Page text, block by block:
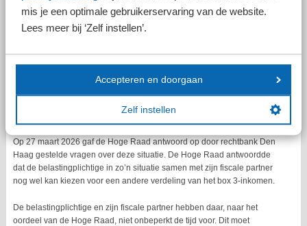
mis je een optimale gebruikerservaring van de website.
Lees meer bij ‘Zelf instellen’.
Accepteren en doorgaan
Zelf instellen
2022 aan te passen.
De Belastingdienst stuurde echter pas ná 4 februari 2022 de nieuwe
Belastingdienst stond dit echter niet meer toe, omdat de aanslagen op 4
februari 2022 onherroepelijk vast waren komen te staan.
Oordeel Hoge Raad
Op 27 maart 2026 gaf de Hoge Raad antwoord op door rechtbank Den
Haag gestelde vragen over deze situatie. De Hoge Raad antwoordde
dat de belastingplichtige in zo’n situatie samen met zijn fiscale partner
nog wel kan kiezen voor een andere verdeling van het box 3-inkomen.
De belastingplichtige en zijn fiscale partner hebben daar, naar het
oordeel van de Hoge Raad, niet onbeperkt de tijd voor. Dit moet